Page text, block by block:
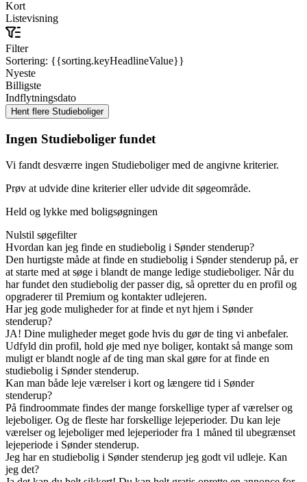
Kort
Listevisning
Filter
Sortering: {{sorting.keyHeadlineValue}}
Nyeste
Billigste
Indflytningsdato
Ingen Studieboliger fundet
Vi fandt desværre ingen Studieboliger med de angivne kriterier.
Prøv at udvide dine kriterier eller udvide dit søgeområde.
Held og lykke med boligsøgningen
Nulstil søgefilter
Hvordan kan jeg finde en studiebolig i Sønder stenderup?
Den hurtigste måde at finde en studiebolig i Sønder stenderup på, er
at starte med at søge i blandt de mange ledige studieboliger. Når du
har fundet den studiebolig der passer dig, så opretter du en profil og
opgraderer til Premium og kontakter udlejeren.
Har jeg gode muligheder for at finde et nyt hjem i Sønder
stenderup?
JA! Dine muligheder meget gode hvis du gør de ting vi anbefaler.
Udfyld din profil, hold øje med nye boliger, kontakt så mange som
muligt er blandt nogle af de ting man skal gøre for at finde en
studiebolig i Sønder stenderup.
Kan man både leje værelser i kort og længere tid i Sønder
stenderup?
På findroommate findes der mange forskellige typer af værelser og
lejeboliger. Og de fleste har forskellige lejeperioder. Du kan leje
værelser og lejeboliger med lejeperioder fra 1 måned til ubegrænset
lejeperiode i Sønder stenderup.
Jeg har en studiebolig i Sønder stenderup jeg godt vil udleje. Kan
jeg det?